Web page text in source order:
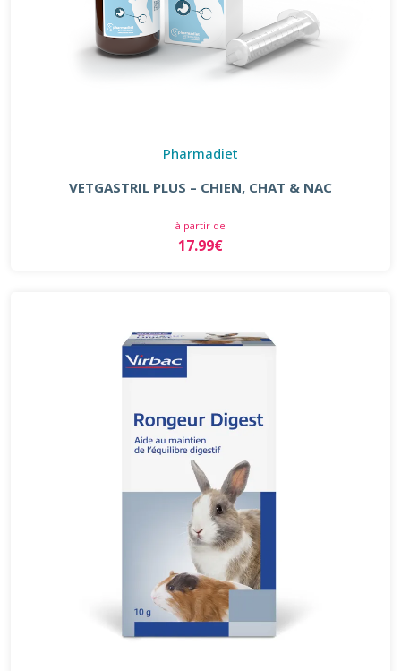
Pharmadiet
VETGASTRIL PLUS – CHIEN, CHAT & NAC
à partir de
17.99€